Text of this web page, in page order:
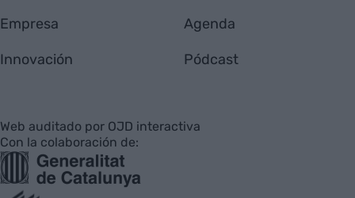
Empresa
Innovación
Agenda
Pódcast
Web auditado por OJD interactiva
Con la colaboración de: